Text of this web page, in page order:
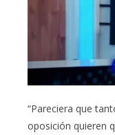
“Pareciera que
oposición quieren